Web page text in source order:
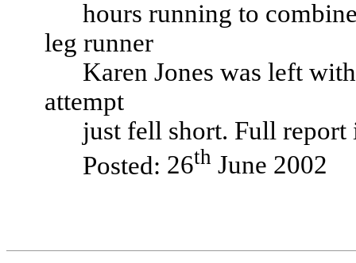
hours running to
leg runner
Karen Jones was left
attempt
just fell short. Full
Posted: 26th June 2002